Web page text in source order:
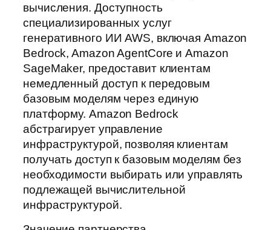
вычисления. Доступность
специализированных услуг
генеративного ИИ AWS, включая Amazon
Bedrock, Amazon AgentCore и Amazon
SageMaker, предоставит клиентам
немедленный доступ к передовым
базовым моделям через единую
платформу. Amazon Bedrock
абстрагирует управление
инфраструктурой, позволяя клиентам
получать доступ к базовым моделям без
необходимости выбирать или управлять
подлежащей вычислительной
инфраструктурой.